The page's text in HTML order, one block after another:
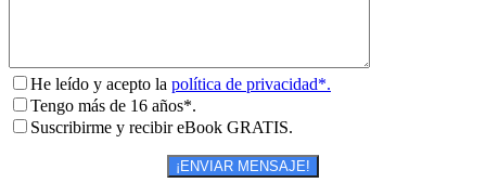
He leído y acepto la política de privacidad*.
Tengo más de 16 años*.
Suscribirme y recibir eBook GRATIS.